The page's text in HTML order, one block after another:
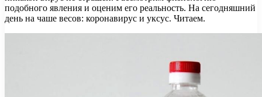
подобного явления и оценим его реальность. На сегодняшний
день на чаше весов: коронавирус и уксус. Читаем.